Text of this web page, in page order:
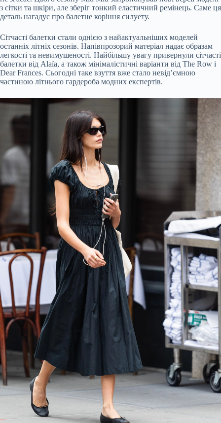
з сітки та шкіри, але зберіг тонкий еластичний ремінець. Саме ця
деталь нагадує про балетне коріння силуету.
Сітчасті балетки стали однією з найактуальніших моделей
останніх літніх сезонів. Напівпрозорий матеріал надає образам
легкості та невимушеності. Найбільшу увагу привернули сітчасті
балетки від Alaïa, а також мінімалістичні варіанти від The Row і
Dear Frances. Сьогодні таке взуття вже стало невід’ємною
частиною літнього гардероба модних експертів.